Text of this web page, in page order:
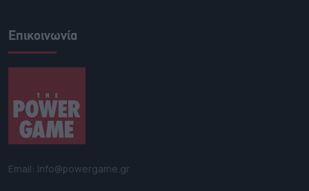
Επικοινωνία
Email: info@powergame.gr